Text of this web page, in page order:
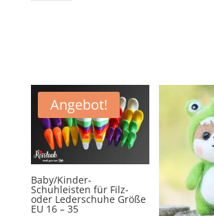
Eishockey
Team
Sport
Menge
Angebot!
Baby/Kinder-
Schuhleisten für Filz-
oder Lederschuhe Größe
EU 16 – 35